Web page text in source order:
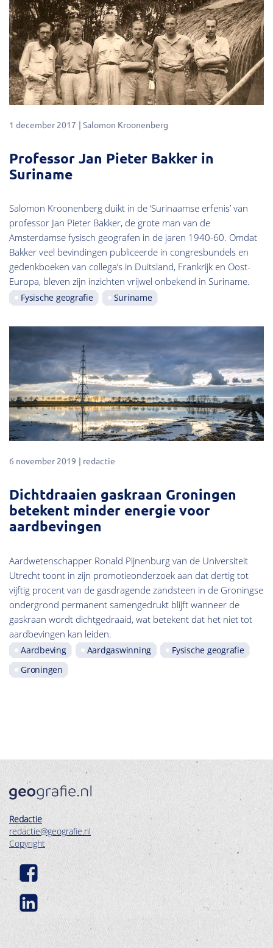
1 december 2017 Salomon Kroonenberg
Professor Jan Pieter Bakker in
Suriname
Salomon Kroonenberg duikt in de ‘Surinaamse erfenis’ van
professor Jan Pieter Bakker, de grote man van de
Amsterdamse fysisch geografen in de jaren 1940-60. Omdat
Bakker veel bevindingen publiceerde in congresbundels en
gedenkboeken van collega’s in Duitsland, Frankrijk en Oost-
Europa, bleven zijn inzichten vrijwel onbekend in Suriname.
Fysische geografie Suriname
6 november 2019 redactie
Dichtdraaien gaskraan Groningen
betekent minder energie voor
aardbevingen
Aardwetenschapper Ronald Pijnenburg van de Universiteit
Utrecht toont in zijn promotieonderzoek aan dat dertig tot
vijftig procent van de gasdragende zandsteen in de Groningse
ondergrond permanent samengedrukt blijft wanneer de
gaskraan wordt dichtgedraaid, wat betekent dat het niet tot
aardbevingen kan leiden.
Aardbeving Aardgaswinning
Fysische geografie
Groningen
Redactie
redactie@geografie.nl
Copyright